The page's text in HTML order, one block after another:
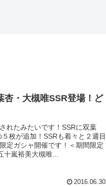
杏・大槻唯SSR登場！ど
れたみたいです！SSRに双葉
枚が追加！SSRも着々と２週目
定ガシャ開催です！＜期間限定
嵐裕美大槻唯...
2016.06.30